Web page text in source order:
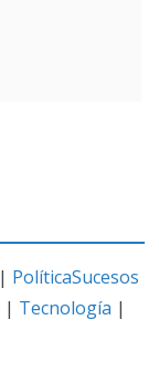
| PolíticaSucesos
| Tecnología |